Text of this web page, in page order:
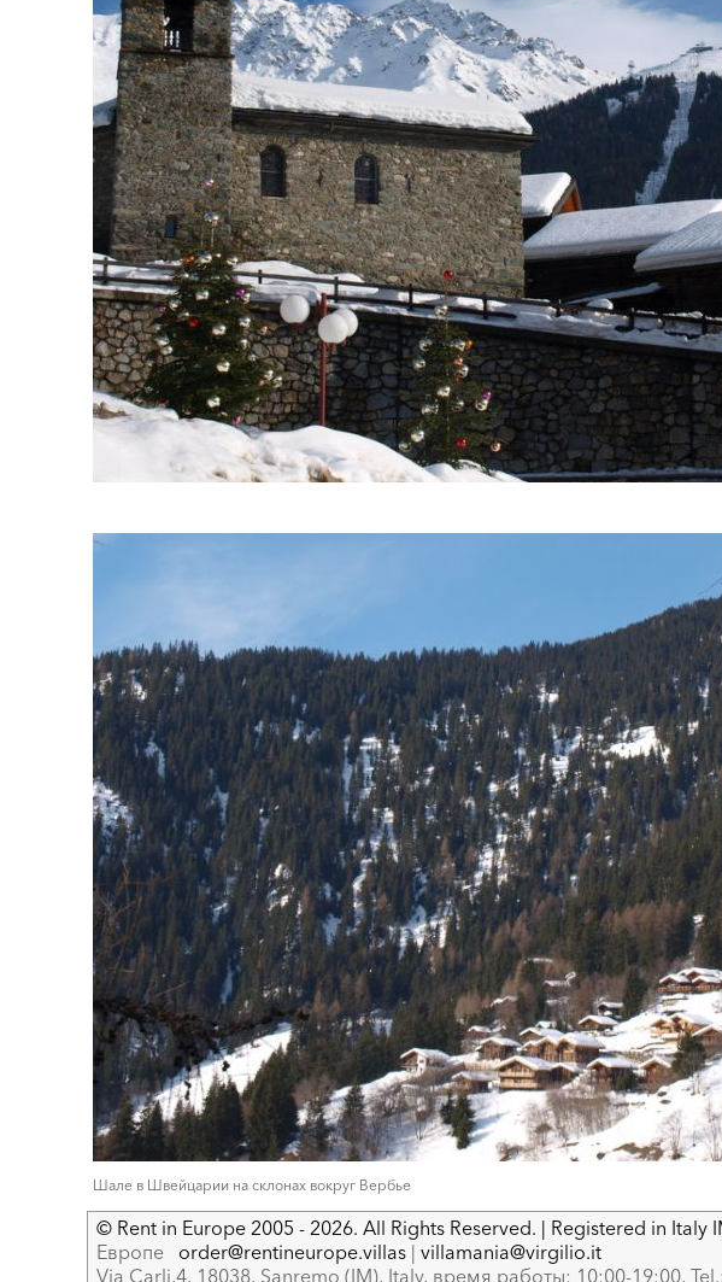
Шале в Швейцарии на склонах вокруг Вербье
© Rent in Europe 2005 - 2026. All Rights Reserved. | Registered in Italy
Европе
order@rentineurope.villas | villamania@virgilio.it
Via Carli,4, 18038, Sanremo (IM), Italy, время работы: 10:00-19:00, Tel.: